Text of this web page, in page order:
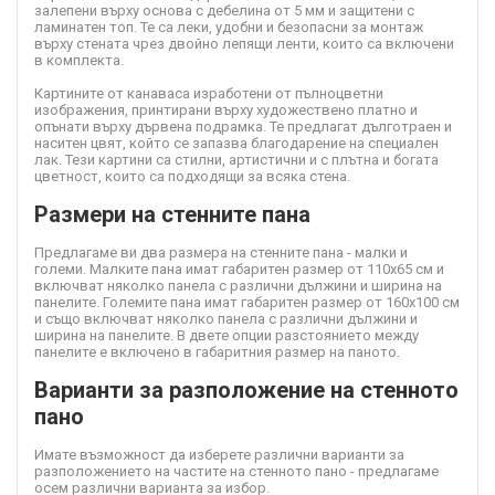
залепени върху основа с дебелина от 5 мм и защитени с
ламинатен топ. Те са леки, удобни и безопасни за монтаж
върху стената чрез двойно лепящи ленти, които са включени
в комплекта.
Картините от канаваса изработени от пълноцветни
изображения, принтирани върху художествено платно и
опънати върху дървена подрамка. Те предлагат дълготраен и
наситен цвят, който се запазва благодарение на специален
лак. Тези картини са стилни, артистични и с плътна и богата
цветност, които са подходящи за всяка стена.
Размери на стенните пана
Предлагаме ви два размера на стенните пана - малки и
големи. Малките пана имат габаритен размер от 110х65 см и
включват няколко панела с различни дължини и ширина на
панелите. Големите пана имат габаритен размер от 160х100 см
и също включват няколко панела с различни дължини и
ширина на панелите. В двете опции разстоянието между
панелите е включено в габаритния размер на паното.
Варианти за разположение на стенното
пано
Имате възможност да изберете различни варианти за
разположението на частите на стенното пано - предлагаме
осем различни варианта за избор.